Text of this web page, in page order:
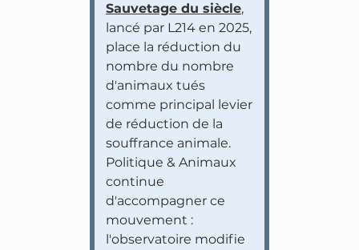
Sauvetage du siècle,
lancé par L214 en 2025,
place la réduction du
nombre du nombre
d'animaux tués
comme principal levier
de réduction de la
souffrance animale.
Politique & Animaux
continue
d'accompagner ce
mouvement :
l'observatoire modifie